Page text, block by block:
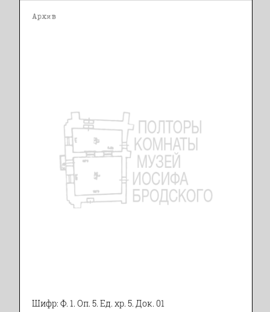
Архив
Шифр: Ф. 1. Оп. 5. Ед. хр. 5. Док. 01